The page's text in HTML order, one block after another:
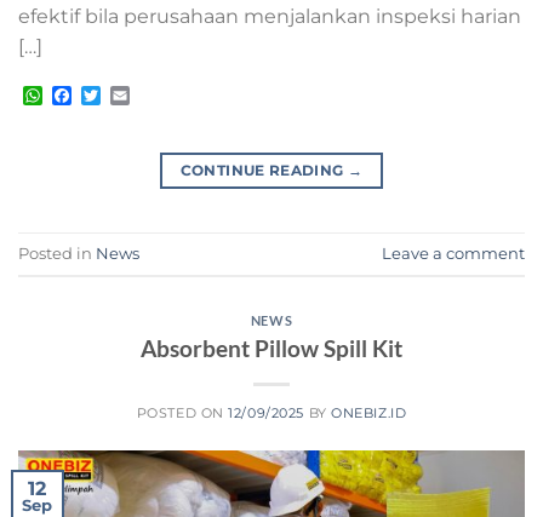
efektif bila perusahaan menjalankan inspeksi harian
[…]
WhatsApp
Facebook
Twitter
CONTINUE READING →
Posted in News Leave a comment
NEWS
Absorbent Pillow Spill Kit
POSTED ON12/09/2025 BYONEBIZ.ID
12
Sep